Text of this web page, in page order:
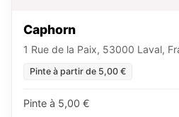
Caphorn
1 Rue de la Paix, 53000 Laval,
Pinte à partir de 5,00 €
Pinte à 5,00 €